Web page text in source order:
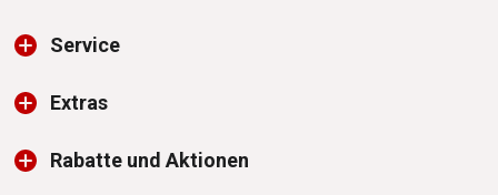
Service
Extras
Rabatte und Aktionen